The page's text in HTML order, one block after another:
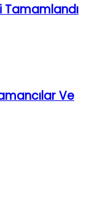
Tamamlandı
Ve